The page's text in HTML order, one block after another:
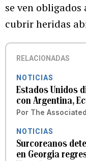
se ven obligados
cubrir heridas
RELACIONADAS
NOTICIAS
Estados Unidos
con Argentina,
Por The
NOTICIAS
Surcoreanos
en Georgia